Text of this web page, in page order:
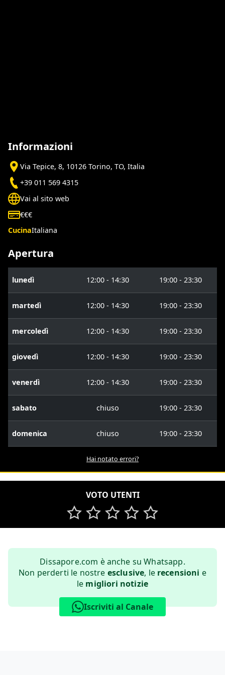
Informazioni
Via Tepice, 8, 10126 Torino, TO, Italia
+39 011 569 4315
Vai al sito web
€€€
CucinaItaliana
Apertura
lunedì 12:00 - 14:30 19:00 - 23:30
martedì 12:00 - 14:30 19:00 - 23:30
mercoledì 12:00 - 14:30 19:00 - 23:30
giovedì 12:00 - 14:30 19:00 - 23:30
venerdì 12:00 - 14:30 19:00 - 23:30
sabato chiuso 19:00 - 23:30
domenica chiuso 19:00 - 23:30
Hai notato errori?
VOTO UTENTI
Dissapore.com è anche su Whatsapp.
Non perderti le nostre esclusive, le recensioni e
le migliori notizie
Iscriviti al Canale